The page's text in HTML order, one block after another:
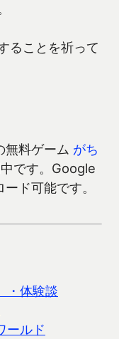
ることを祈って
無料ゲーム がち
です。Google
ド可能です。
・体験談
ールド